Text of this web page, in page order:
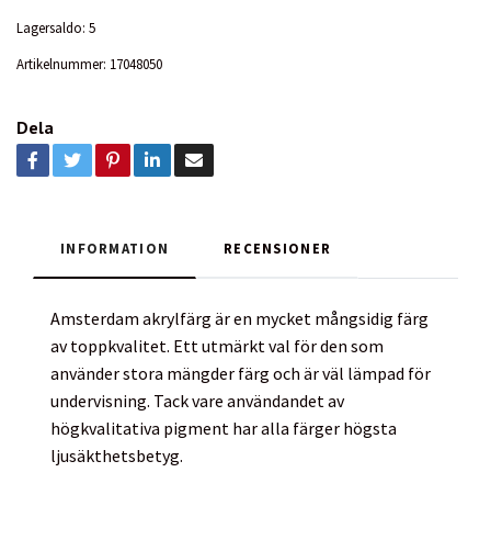
Lagersaldo: 5
Artikelnummer: 17048050
Dela
INFORMATION RECENSIONER
Amsterdam akrylfärg är en mycket mångsidig färg
av toppkvalitet. Ett utmärkt val för den som
använder stora mängder färg och är väl lämpad för
undervisning. Tack vare användandet av
högkvalitativa pigment har alla färger högsta
ljusäkthetsbetyg.